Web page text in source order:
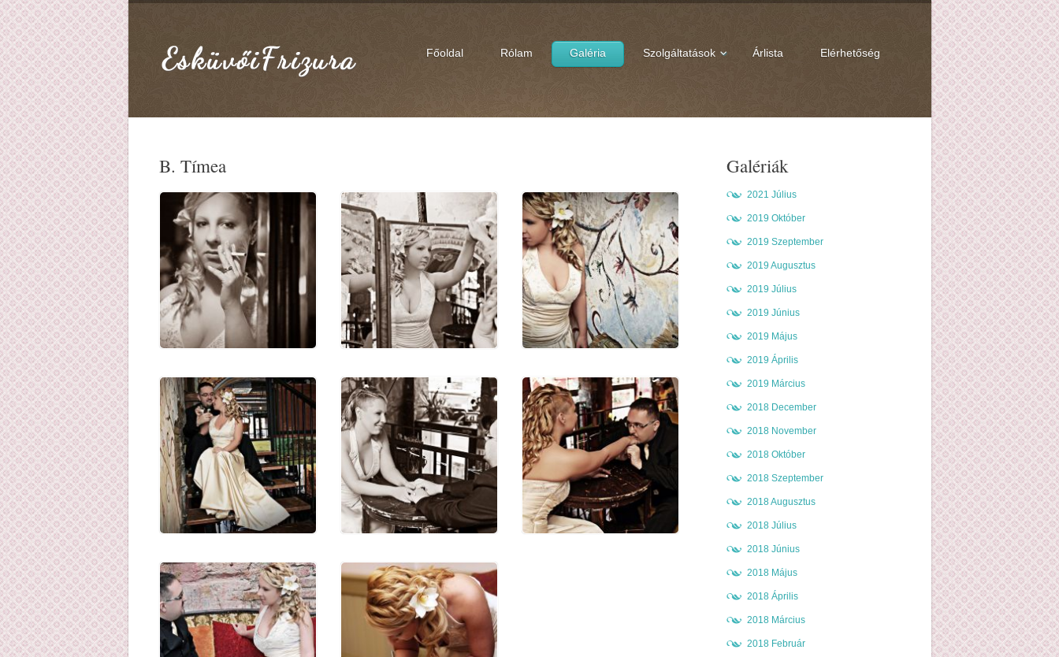
Főoldal Rólam Galéria Szolgáltatások Árlista Elérhetőség
B. Tímea Galériák
2021 Július
2019 Október
2019 Szeptember
2019 Augusztus
2019 Július
2019 Június
2019 Május
2019 Április
2019 Március
2018 December
2018 November
2018 Október
2018 Szeptember
2018 Augusztus
2018 Július
2018 Június
2018 Május
2018 Április
2018 Március
2018 Február